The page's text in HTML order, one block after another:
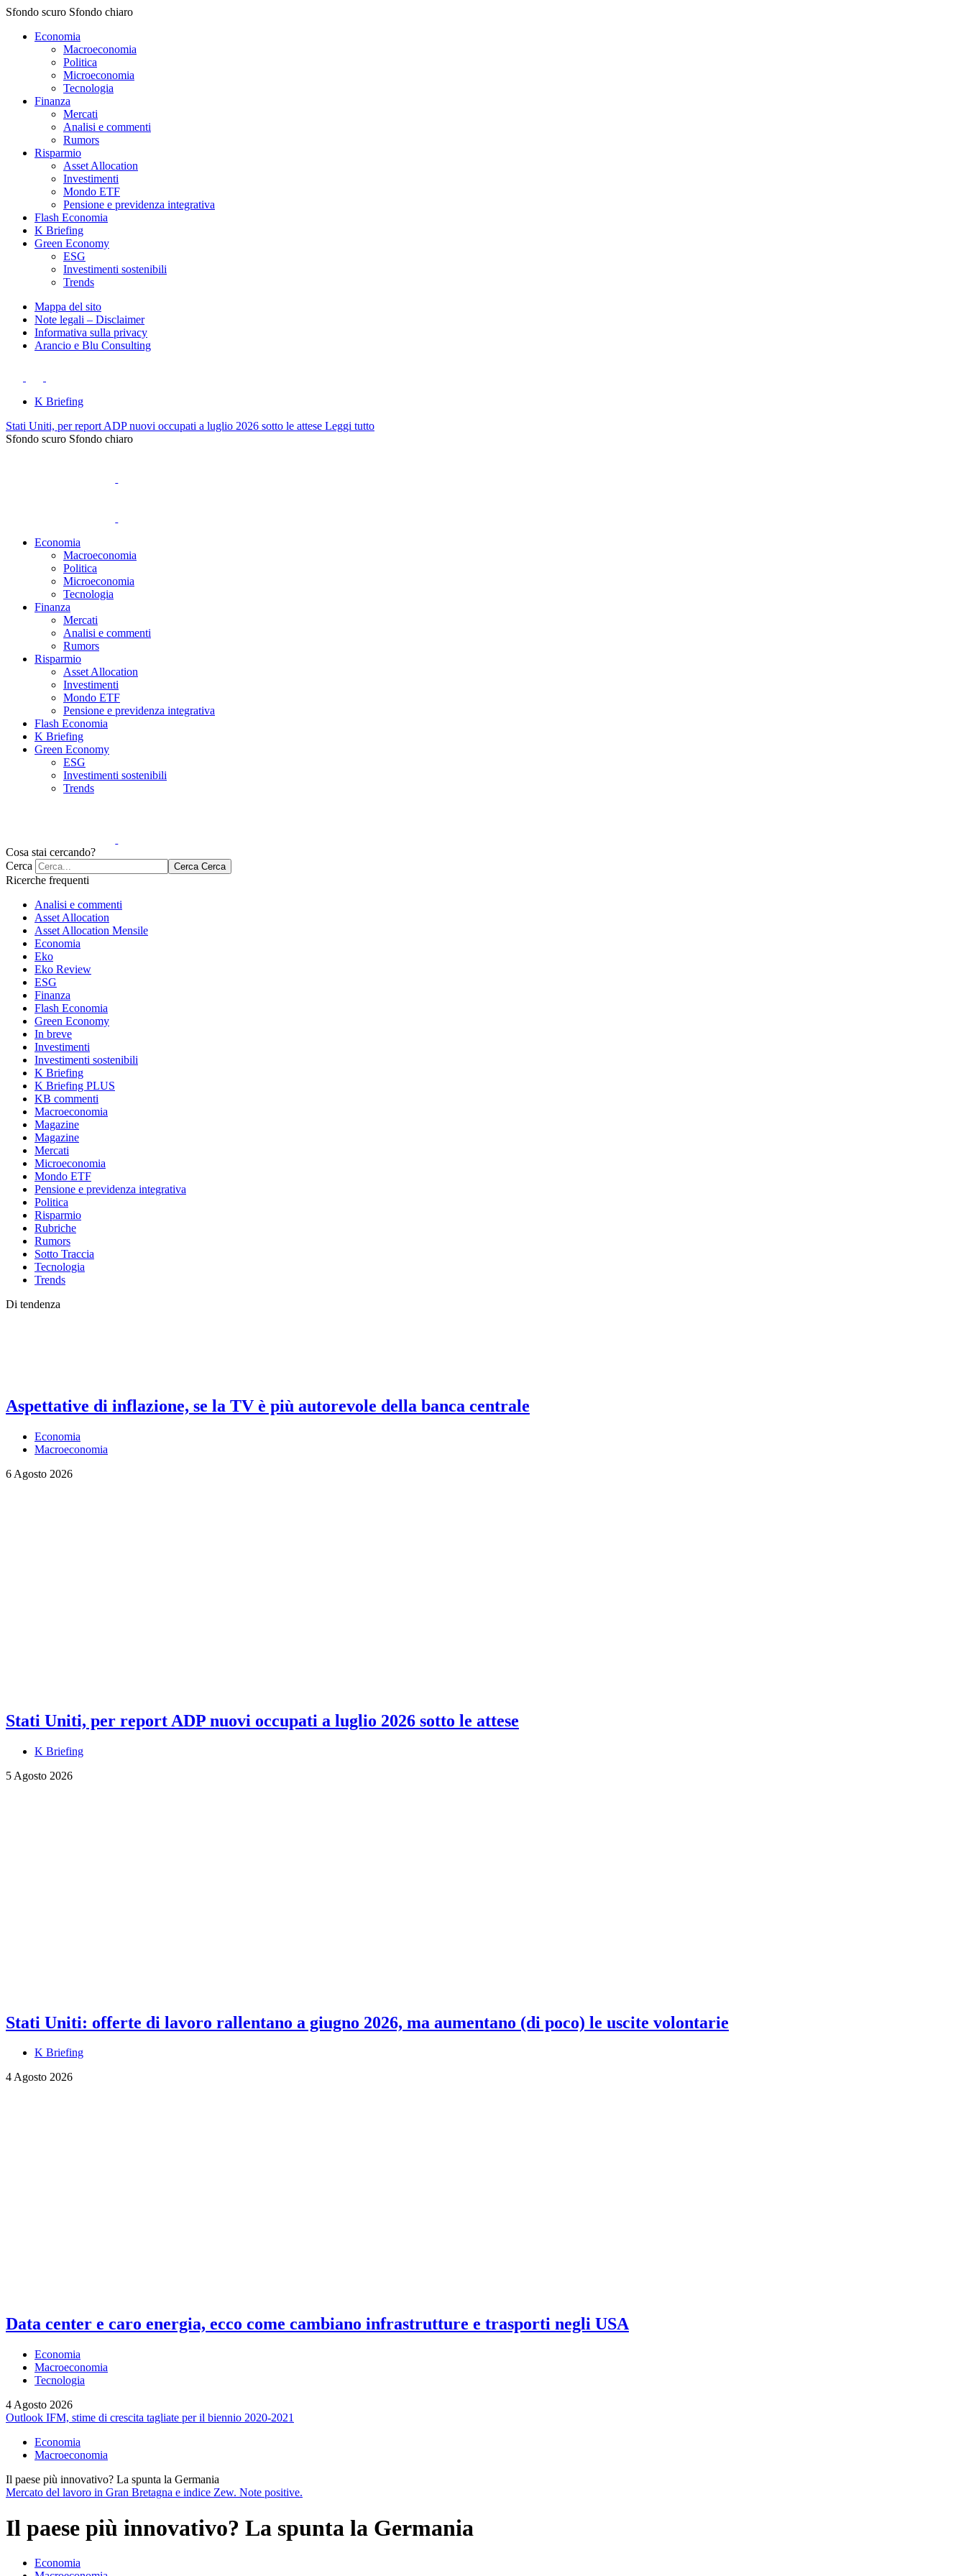
Sfondo scuro Sfondo chiaro
Economia
Macroeconomia
Politica
Microeconomia
Tecnologia
Finanza
Mercati
Analisi e commenti
Rumors
Risparmio
Asset Allocation
Investimenti
Mondo ETF
Pensione e previdenza integrativa
Flash Economia
K Briefing
Green Economy
ESG
Investimenti sostenibili
Trends
Mappa del sito
Note legali – Disclaimer
Informativa sulla privacy
Arancio e Blu Consulting
K Briefing
Stati Uniti, per report ADP nuovi occupati a luglio 2026 sotto le attese Leggi tutto
Sfondo scuro Sfondo chiaro
Economia
Macroeconomia
Politica
Microeconomia
Tecnologia
Finanza
Mercati
Analisi e commenti
Rumors
Risparmio
Asset Allocation
Investimenti
Mondo ETF
Pensione e previdenza integrativa
Flash Economia
K Briefing
Green Economy
ESG
Investimenti sostenibili
Trends
Cosa stai cercando?
Cerca
Cerca Cerca
Ricerche frequenti
Analisi e commenti
Asset Allocation
Asset Allocation Mensile
Economia
Eko
Eko Review
ESG
Finanza
Flash Economia
Green Economy
In breve
Investimenti
Investimenti sostenibili
K Briefing
K Briefing PLUS
KB commenti
Macroeconomia
Magazine
Magazine
Mercati
Microeconomia
Mondo ETF
Pensione e previdenza integrativa
Politica
Risparmio
Rubriche
Rumors
Sotto Traccia
Tecnologia
Trends
Di tendenza
Aspettative di inflazione, se la TV è più autorevole della banca centrale
Economia
Macroeconomia
6 Agosto 2026
Stati Uniti, per report ADP nuovi occupati a luglio 2026 sotto le attese
K Briefing
5 Agosto 2026
Stati Uniti: offerte di lavoro rallentano a giugno 2026, ma aumentano (di poco) le uscite volontarie
K Briefing
4 Agosto 2026
Data center e caro energia, ecco come cambiano infrastrutture e trasporti negli USA
Economia
Macroeconomia
Tecnologia
4 Agosto 2026
Outlook IFM, stime di crescita tagliate per il biennio 2020-2021
Economia
Macroeconomia
Il paese più innovativo? La spunta la Germania
Mercato del lavoro in Gran Bretagna e indice Zew. Note positive.
Il paese più innovativo? La spunta la Germania
Economia